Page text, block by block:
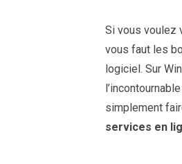
Si vous voulez
vous faut les
logiciel. Sur
simplement
services en